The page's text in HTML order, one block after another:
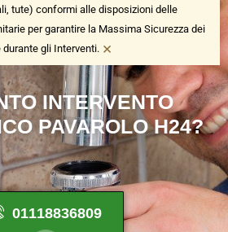
tute) conformi alle disposizioni delle
per garantire la Massima Sicurezza dei
gli Interventi. ×
TO INTERVENTO
CO PAVAROLO H24?
01118836809